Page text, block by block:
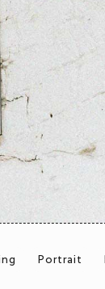
Portrait